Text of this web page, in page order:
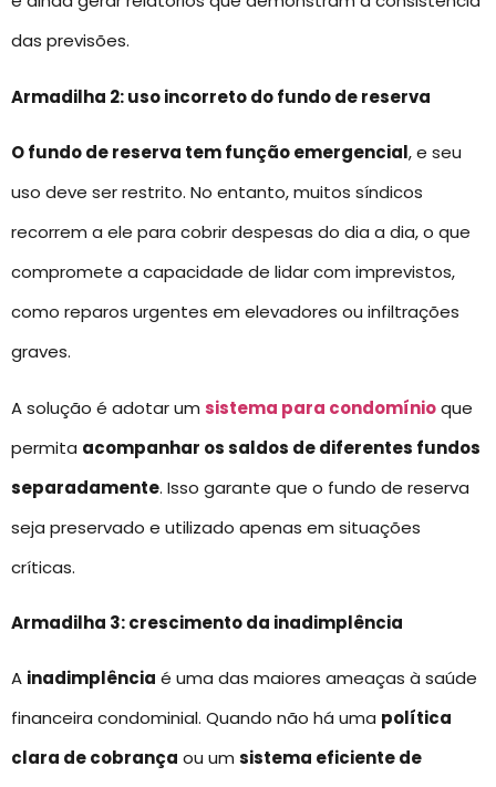
das previsões.
Armadilha 2: uso incorreto do fundo de reserva
O fundo de reserva tem função emergencial, e seu
uso deve ser restrito. No entanto, muitos síndicos
recorrem a ele para cobrir despesas do dia a dia, o que
compromete a capacidade de lidar com imprevistos,
como reparos urgentes em elevadores ou infiltrações
graves.
A solução é adotar um sistema para condomínioque
permita acompanhar os saldos de diferentes fundos
separadamente. Isso garante que o fundo de reserva
seja preservado e utilizado apenas em situações
críticas.
Armadilha 3: crescimento da inadimplência
A inadimplência é uma das maiores ameaças à saúde
financeira condominial. Quando não há uma política
clara de cobrança ou um sistema eficiente de